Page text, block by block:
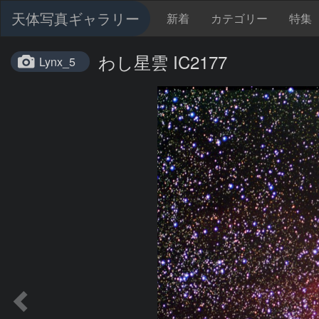
天体写真ギャラリー 新着 カテゴリー 特集
Lynx_5 わし星雲 IC2177